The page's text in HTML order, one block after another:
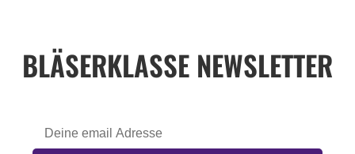
BLÄSERKLASSE NEWSLETTER